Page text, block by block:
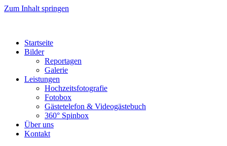
Zum Inhalt springen
Startseite
Bilder
Reportagen
Galerie
Leistungen
Hochzeitsfotografie
Fotobox
Gästetelefon & Videogästebuch
360° Spinbox
Über uns
Kontakt